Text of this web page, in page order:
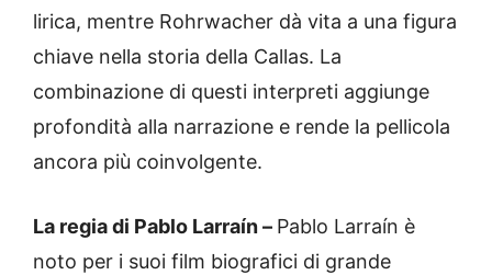
lirica, mentre Rohrwacher dà vita a una figura
chiave nella storia della Callas. La
combinazione di questi interpreti aggiunge
profondità alla narrazione e rende la pellicola
ancora più coinvolgente.
La regia di Pablo Larraín – Pablo Larraín è
noto per i suoi film biografici di grande